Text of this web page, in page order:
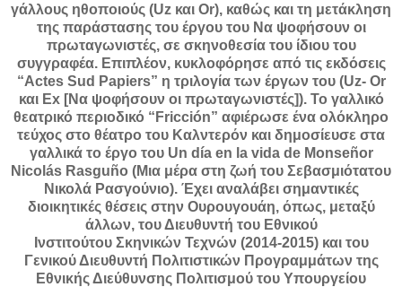
γάλλους ηθοποιούς (Uz και Or), καθώς και τη μετάκληση
της παράστασης του έργου του Να ψοφήσουν οι
πρωταγωνιστές, σε σκηνοθεσία του ίδιου του
συγγραφέα. Επιπλέον, κυκλοφόρησε από τις εκδόσεις
“Actes Sud Papiers” η τριλογία των έργων του (Uz- Or
και Ex [Να ψοφήσουν οι πρωταγωνιστές]). Το γαλλικό
θεατρικό περιοδικό “Fricción” αφιέρωσε ένα ολόκληρο
τεύχος στο θέατρο του Καλντερόν και δημοσίευσε στα
γαλλικά το έργο του Un día en la vida de Monseñor
Nicolás Rasguño (Μια μέρα στη ζωή του Σεβασμιότατου
Νικολά Ρασγούνιο). Έχει αναλάβει σημαντικές
διοικητικές θέσεις στην Ουρουγουάη, όπως, μεταξύ
άλλων, του Διευθυντή του Εθνικού
Ινστιτούτου Σκηνικών Τεχνών (2014-2015) και του
Γενικού Διευθυντή Πολιτιστικών Προγραμμάτων της
Εθνικής Διεύθυνσης Πολιτισμού του Υπουργείου